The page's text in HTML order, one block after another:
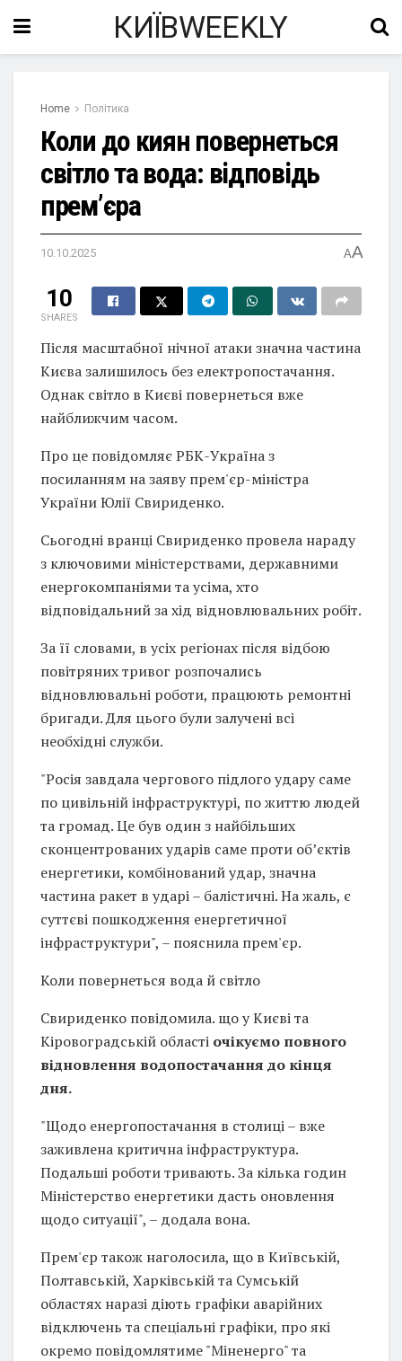
КИЇВWEEKLY
Home Політика
Коли до киян повернеться
світло та вода: відповідь
прем’єра
10.10.2025 AA
10
SHARES
Після масштабної нічної атаки значна частина
Києва залишилось без електропостачання.
Однак світло в Києві повернеться вже
найближчим часом.
Про це повідомляє РБК-Україна з
посиланням на заяву прем'єр-міністра
України Юлії Свириденко.
Сьогодні вранці Свириденко провела нараду
з ключовими міністерствами, державними
енергокомпаніями та усіма, хто
відповідальний за хід відновлювальних робіт.
За її словами, в усіх регіонах після відбою
повітряних тривог розпочались
відновлювальні роботи, працюють ремонтні
бригади. Для цього були залучені всі
необхідні служби.
"Росія завдала чергового підлого удару саме
по цивільній інфраструктурі, по життю людей
та громад. Це був один з найбільших
сконцентрованих ударів саме проти обʼєктів
енергетики, комбінований удар, значна
частина ракет в ударі – балістичні. На жаль, є
суттєві пошкодження енергетичної
інфраструктури", – пояснила прем'єр.
Коли повернеться вода й світло
Свириденко повідомила. що у Києві та
Кіровоградській області очікуємо повного
відновлення водопостачання до кінця
дня.
"Щодо енергопостачання в столиці – вже
заживлена критична інфраструктура.
Подальші роботи тривають. За кілька годин
Міністерство енергетики дасть оновлення
щодо ситуації", – додала вона.
Прем'єр також наголосила, що в Київській,
Полтавській, Харківській та Сумській
областях наразі діють графіки аварійних
відключень та спеціальні графіки, про які
окремо повідомлятиме "Міненерго" та